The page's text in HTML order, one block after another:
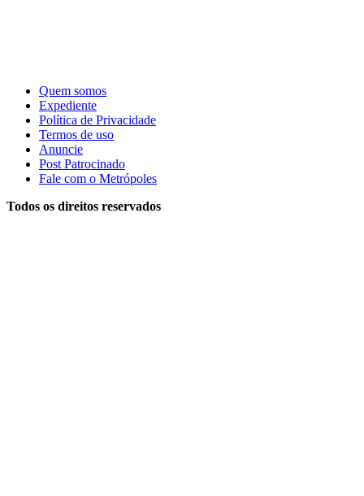
Quem somos
Expediente
Política de Privacidade
Termos de uso
Anuncie
Post Patrocinado
Fale com o Metrópoles
Todos os direitos reservados